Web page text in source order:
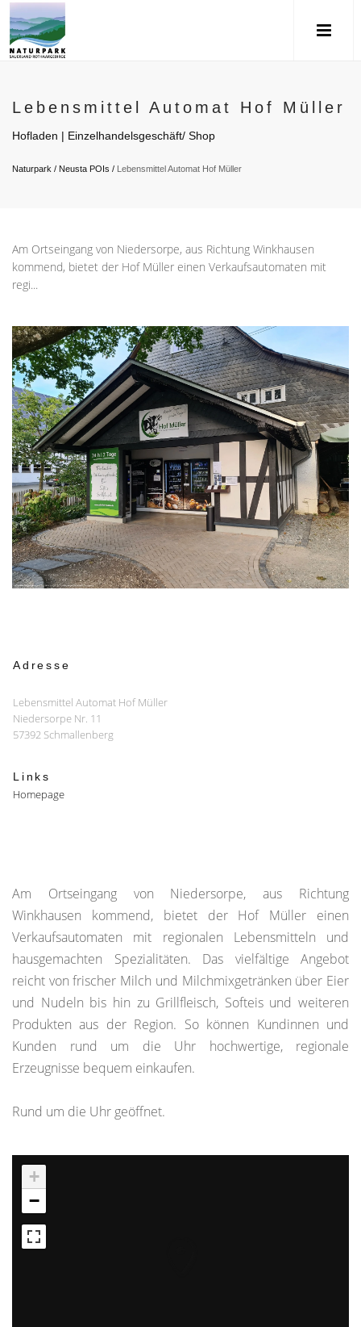
Lebensmittel Automat Hof Müller
Hofladen | Einzelhandelsgeschäft/ Shop
Naturpark / Neusta POIs / Lebensmittel Automat Hof Müller
Am Ortseingang von Niedersorpe, aus Richtung Winkhausen
kommend, bietet der Hof Müller einen Verkaufsautomaten mit
regi...
Adresse
Lebensmittel Automat Hof Müller
Niedersorpe Nr. 11
57392 Schmallenberg
Links
Homepage
Am Ortseingang von Niedersorpe, aus Richtung
Winkhausen kommend, bietet der Hof Müller einen
Verkaufsautomaten mit regionalen Lebensmitteln und
hausgemachten Spezialitäten. Das vielfältige Angebot
reicht von frischer Milch und Milchmixgetränken über Eier
und Nudeln bis hin zu Grillfleisch, Softeis und weiteren
Produkten aus der Region. So können Kundinnen und
Kunden rund um die Uhr hochwertige, regionale
Erzeugnisse bequem einkaufen.
Rund um die Uhr geöffnet.
+
−